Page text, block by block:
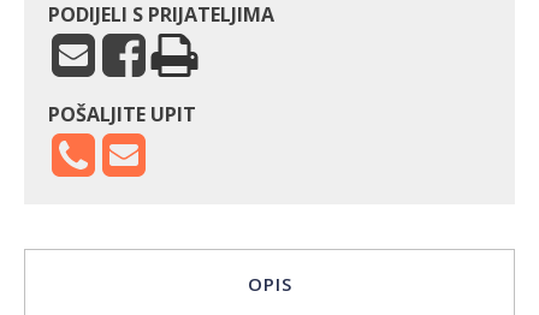
PODIJELI S PRIJATELJIMA
POŠALJITE UPIT
OPIS